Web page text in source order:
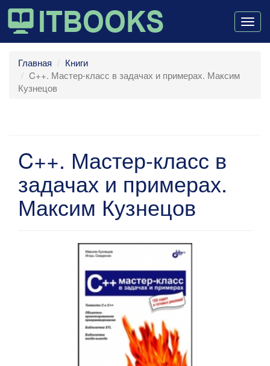
Главная
Книги
C++. Мастер-класс в задачах и примерах. Максим
Кузнецов
C++. Мастер-класс в
задачах и примерах.
Максим Кузнецов